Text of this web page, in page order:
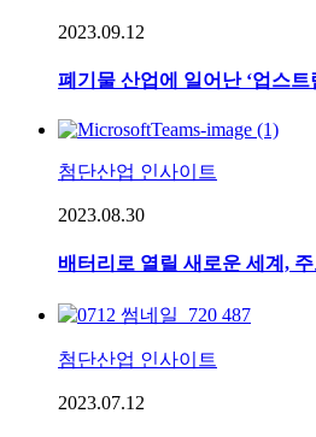
2023.09.12
폐기물 산업에 일어난 ‘업스
첨단산업 인사이트
2023.08.30
배터리로 열릴 새로운 세계,
첨단산업 인사이트
2023.07.12